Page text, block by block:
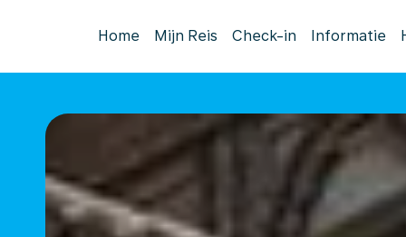
Home Mijn Reis Check-in Informatie